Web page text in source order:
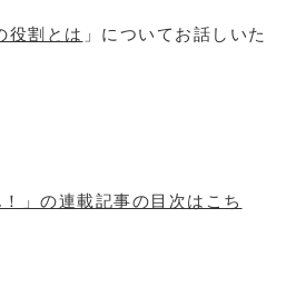
役割とは 」についてお話しいた
」の連載記事の目次はこち